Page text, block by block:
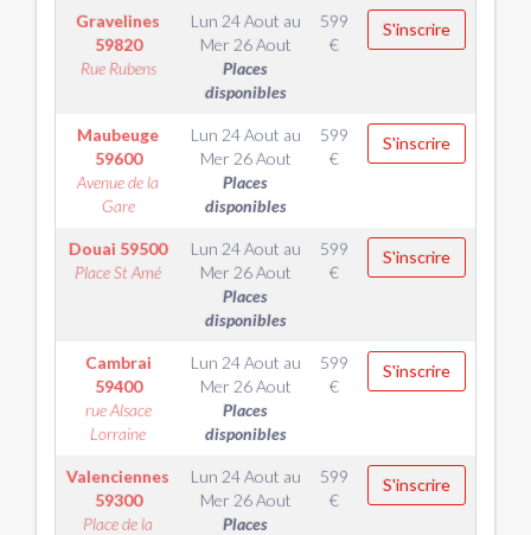
Gravelines
59820
Rue Rubens
Lun 24 Aout au
Mer 26 Aout
Places
disponibles
599
€
S'inscrire
Maubeuge
59600
Avenue de la
Gare
Lun 24 Aout au
Mer 26 Aout
Places
disponibles
599
€
S'inscrire
Douai 59500
Place St Amé
Lun 24 Aout au
Mer 26 Aout
Places
disponibles
599
€
S'inscrire
Cambrai
59400
rue Alsace
Lorraine
Lun 24 Aout au
Mer 26 Aout
Places
disponibles
599
€
S'inscrire
Valenciennes
59300
Place de la
Lun 24 Aout au
Mer 26 Aout
Places
599
€
S'inscrire